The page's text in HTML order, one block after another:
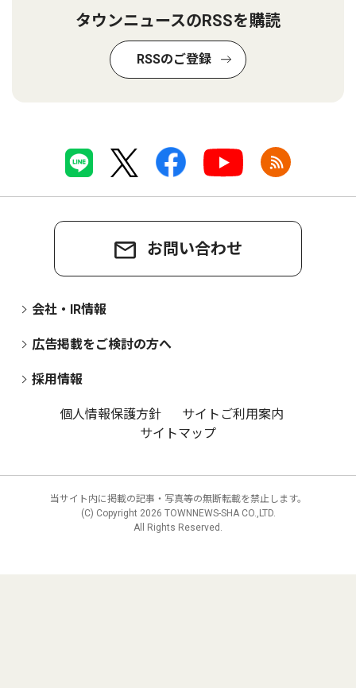
タウンニュースのRSSを購読
RSSのご登録
お問い合わせ
会社・IR情報
広告掲載をご検討の方へ
採用情報
個人情報保護方針
サイトご利用案内
サイトマップ
当サイト内に掲載の記事・写真等の無断転載を禁止します。
(C) Copyright 2026 TOWNNEWS-SHA CO.,LTD.
All Rights Reserved.